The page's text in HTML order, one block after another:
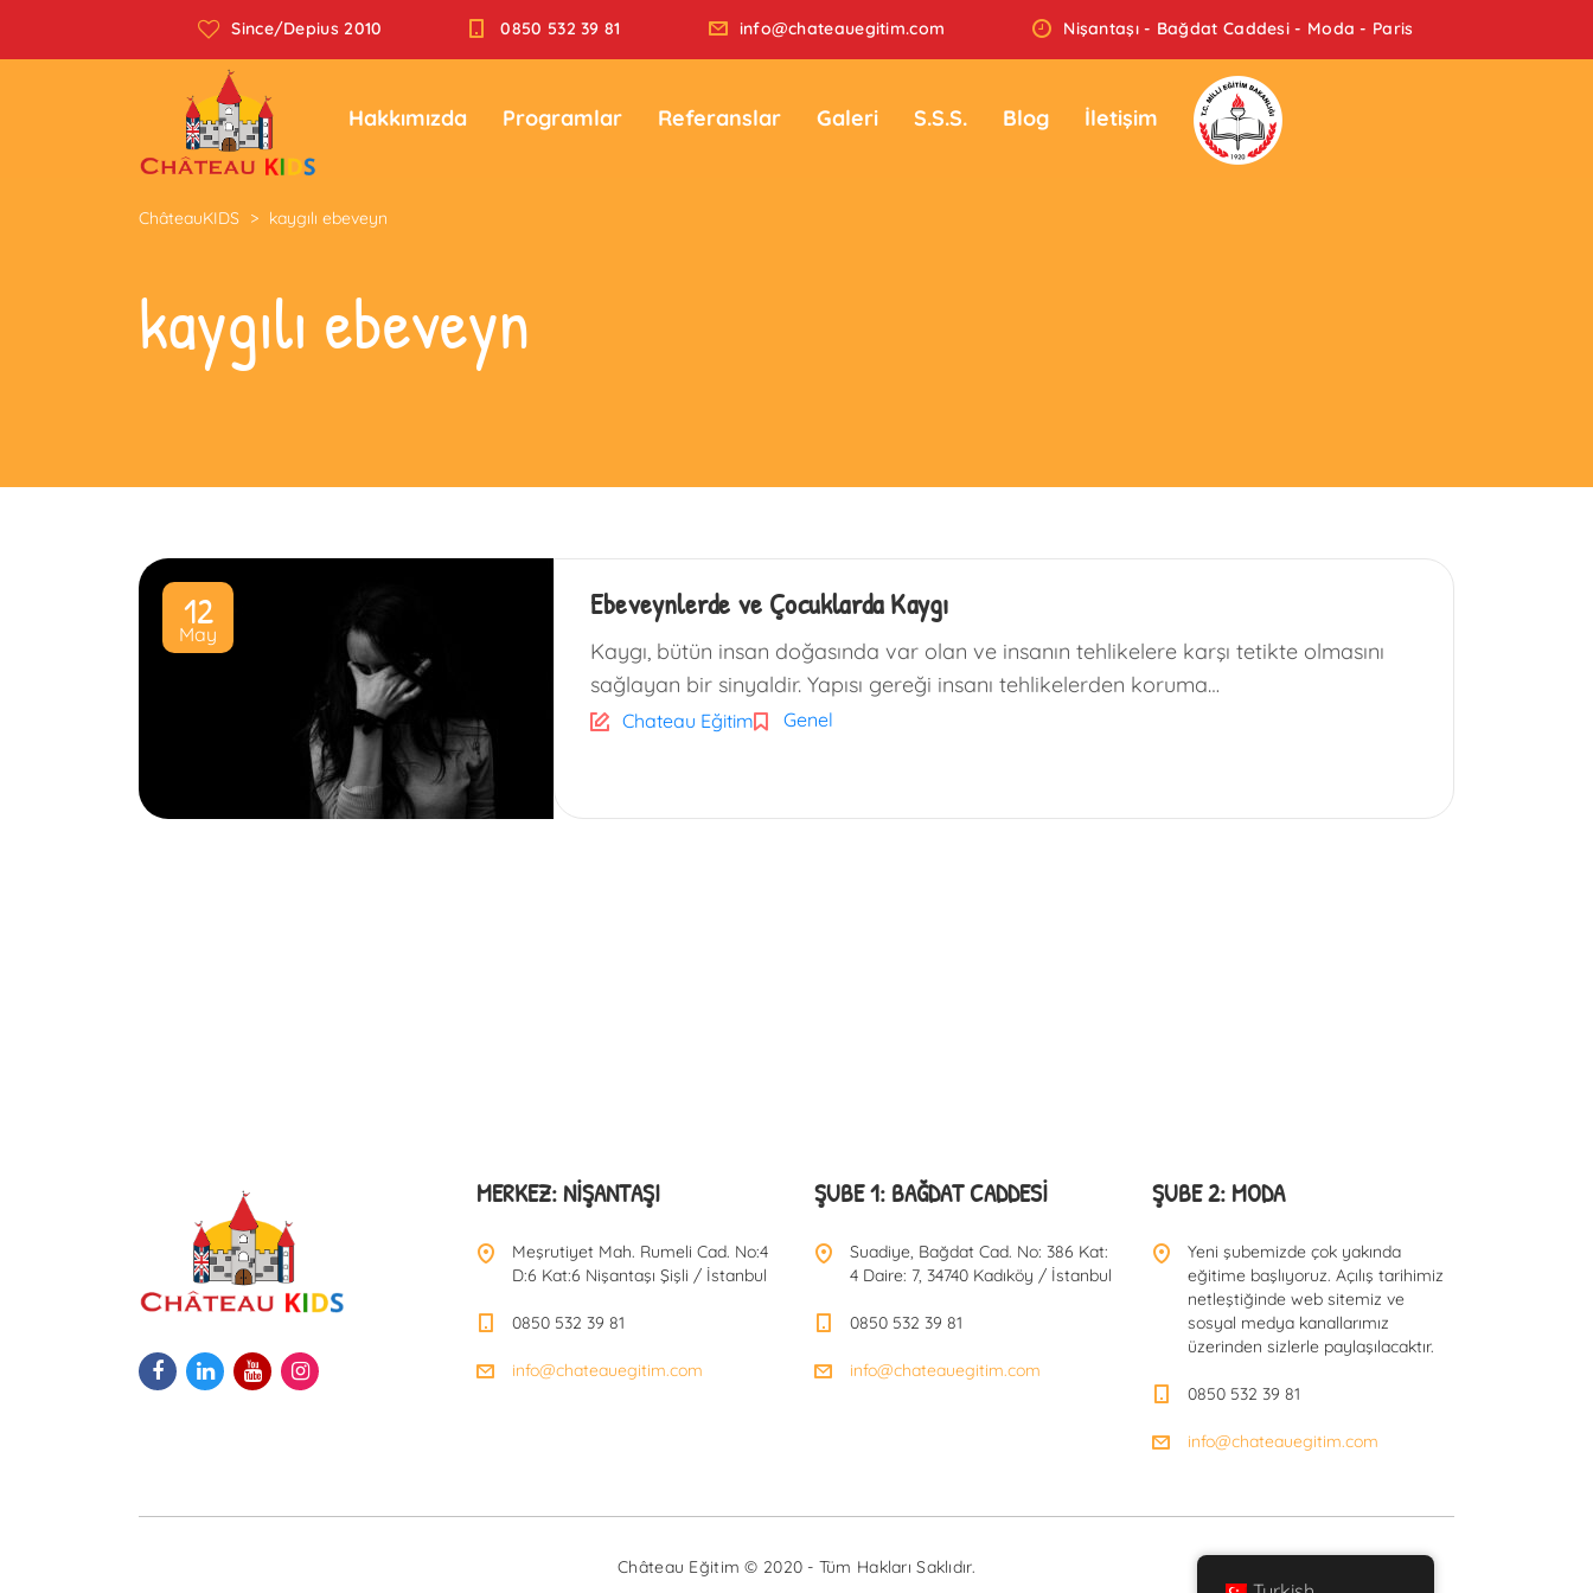
Since/Depius 2010 0850 532 39 81 info@chateauegitim.com Nişantaşı - Bağdat Caddesi - Moda - Paris
Hakkımızda Programlar Referanslar Galeri S.S.S. Blog İletişim
ChâteauKIDS > kaygılı ebeveyn
kaygılı ebeveyn
12
May
Ebeveynlerde ve Çocuklarda Kaygı
Kaygı, bütün insan doğasında var olan ve insanın tehlikelere karşı tetikte olmasını
sağlayan bir sinyaldir. Yapısı gereği insanı tehlikelerden koruma…
Chateau Eğitim Genel
MERKEZ: NIŞANTAŞI
Meşrutiyet Mah. Rumeli Cad. No:4
D:6 Kat:6 Nişantaşı Şişli / İstanbul
0850 532 39 81
info@chateauegitim.com
ŞUBE 1: BAĞDAT CADDESI
Suadiye, Bağdat Cad. No: 386 Kat:
4 Daire: 7, 34740 Kadıköy / İstanbul
0850 532 39 81
info@chateauegitim.com
ŞUBE 2: MODA
Yeni şubemizde çok yakında
eğitime başlıyoruz. Açılış tarihimiz
netleştiğinde web sitemiz ve
sosyal medya kanallarımız
üzerinden sizlerle paylaşılacaktır.
0850 532 39 81
info@chateauegitim.com
Château Eğitim © 2020 - Tüm Hakları Saklıdır.